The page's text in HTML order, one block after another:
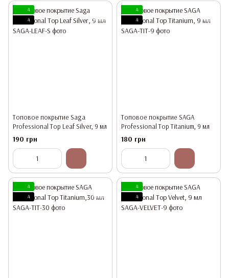
4
4
Топовое покрытие Saga
Professional Top Leaf Silver, 9 мл
190 грн
4
4
Топовое покрытие SAGA
Professional Top Titanium, 9 мл
180 грн
4
4
4
4